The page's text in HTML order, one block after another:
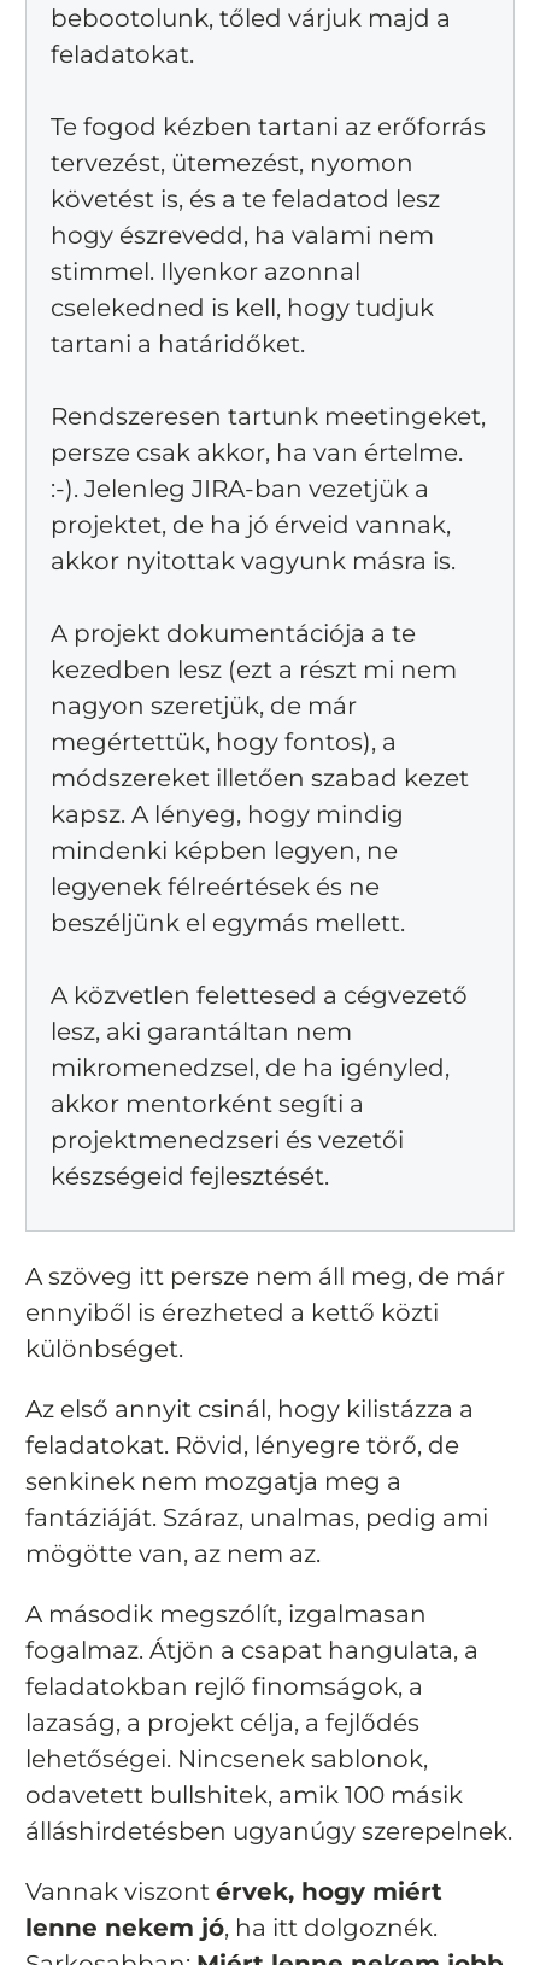
bebootolunk, tőled várjuk majd a
feladatokat.
Te fogod kézben tartani az erőforrás
tervezést, ütemezést, nyomon
követést is, és a te feladatod lesz
hogy észrevedd, ha valami nem
stimmel. Ilyenkor azonnal
cselekedned is kell, hogy tudjuk
tartani a határidőket.
Rendszeresen tartunk meetingeket,
persze csak akkor, ha van értelme.
:-). Jelenleg JIRA-ban vezetjük a
projektet, de ha jó érveid vannak,
akkor nyitottak vagyunk másra is.
A projekt dokumentációja a te
kezedben lesz (ezt a részt mi nem
nagyon szeretjük, de már
megértettük, hogy fontos), a
módszereket illetően szabad kezet
kapsz. A lényeg, hogy mindig
mindenki képben legyen, ne
legyenek félreértések és ne
beszéljünk el egymás mellett.
A közvetlen felettesed a cégvezető
lesz, aki garantáltan nem
mikromenedzsel, de ha igényled,
akkor mentorként segíti a
projektmenedzseri és vezetői
készségeid fejlesztését.
A szöveg itt persze nem áll meg, de már
ennyiből is érezheted a kettő közti
különbséget.
Az első annyit csinál, hogy kilistázza a
feladatokat. Rövid, lényegre törő, de
senkinek nem mozgatja meg a
fantáziáját. Száraz, unalmas, pedig ami
mögötte van, az nem az.
A második megszólít, izgalmasan
fogalmaz. Átjön a csapat hangulata, a
feladatokban rejlő finomságok, a
lazaság, a projekt célja, a fejlődés
lehetőségei. Nincsenek sablonok,
odavetett bullshitek, amik 100 másik
álláshirdetésben ugyanúgy szerepelnek.
Vannak viszont érvek, hogy miért
lenne nekem jó, ha itt dolgoznék.